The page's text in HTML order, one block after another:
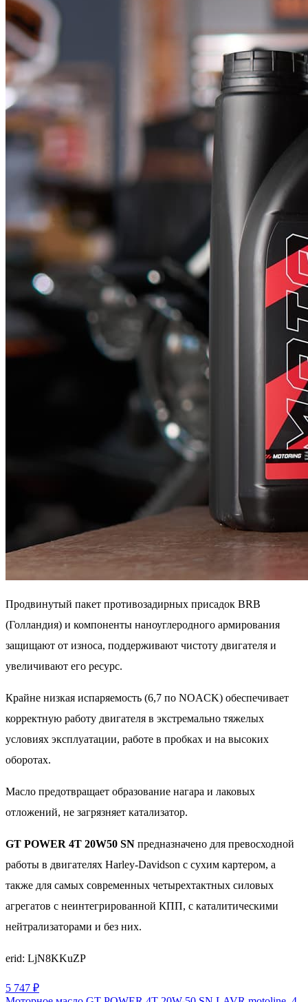
Продвинутый пакет противозадирных присадок BRB
(Голландия) и компоненты наноуглеродного армирования
защищают от износа, поддерживают чистоту двигателя и
увеличивают его ресурс.
Крайне низкая испаряемость (6,7 по NOACK) обеспечивает
корректную работу двигателя в экстремально тяжелых
условиях эксплуатации, работе в пробках и на высоких
оборотах.
Масло предотвращает образование нагара и лаковых
отложений, не загрязняет катализатор.
GT POWER 4T 20W50 SN предназначено для превосходной
работы в двигателях Harley-Davidson с сухим картером, а
также для самых современных четырехтактных силовых
агрегатов с неинтегрированной КПП, с каталитическими
нейтрализаторами и без них.
erid: LjN8KKuZP
5 747 ₽